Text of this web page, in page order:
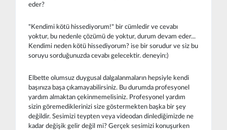
eder?
"Kendimi kötü hissediyorum!" bir cümledir ve cevabı
yoktur, bu nedenle çözümü de yoktur, durum devam eder...
Kendimi neden kötü hissediyorum? ise bir sorudur ve siz bu
soruyu sorduğunuzda cevabı gelecektir. deneyin:)
Elbette olumsuz duygusal dalgalanmaların hepsiyle kendi
başınıza başa çıkamayabilirsiniz. Bu durumda profesyonel
yardım almaktan çekinmemelisiniz. Profesyonel yardım
sizin göremediklerinizi size göstermekten başka bir şey
değildir. Sesimizi teypten veya videodan dinlediğimizde ne
kadar değişik gelir değil mi? Gerçek sesimizi konuşurken